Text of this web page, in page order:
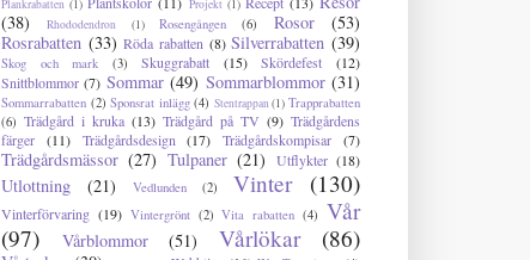
Plankrabatten (1) Projekt (1)
(38)
Rhododendron (1) Rosengången (6) Rosor
(53)
Rosrabatten (33) Röda rabatten (8) Silverrabatten (39)
Skog och mark (3) Skuggrabatt (15) Skördefest
(12)
Snittblommor (7) Sommar (49) Sommarblommor (31)
Sommarrabatten (2) Sponsrat inlägg (4) Stentrappan(1) Trapprabatten
(6) Trädgård i kruka (13) Trädgård på TV (9) Trädgårdens
färger
(11) Trädgårdsdesign (17) Trädgårdskompisar (7)
Trädgårdsmässor (27) Tulpaner (21) Utflykter (18)
Utlottning (21) Vedlunden (2) Vinter (130)
Vinterförvaring (19) Vintergrönt (2) Vita rabatten (4) Vår
(97)
Vårblommor (51) Vårlökar (86)